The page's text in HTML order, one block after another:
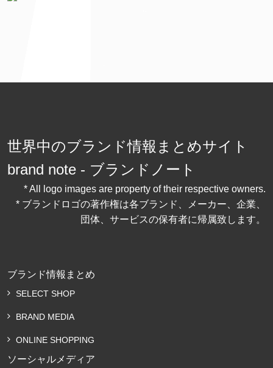
世界中のブランド情報まとめサイト
brand note - ブランドノート
* All logo images are property of their respective owners.
* ブランドロゴの著作権は各ブランド、メーカー、企業、
団体、サービスの保有者に帰属致します。
ブランド情報まとめ
SELECT SHOP
BRAND MEDIA
ONLINE SHOPPING
ソーシャルメディア